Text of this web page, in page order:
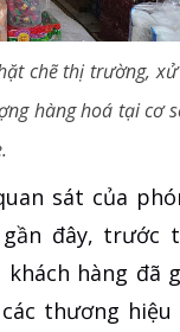
chẽ thị trường,
hàng hoá tại cơ
sát của
đây, trước
hàng đã
thương